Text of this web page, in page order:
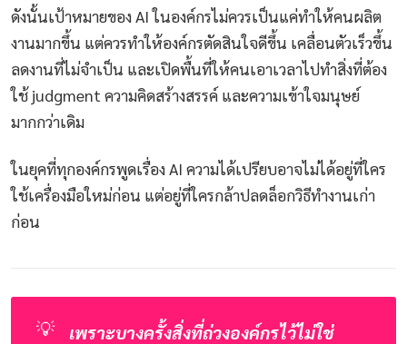
ดังนั้นเป้าหมายของ AI ในองค์กรไม่ควรเป็นแค่ทำให้คนผลิต
งานมากขึ้น แต่ควรทำให้องค์กรตัดสินใจดีขึ้น เคลื่อนตัวเร็วขึ้น
ลดงานที่ไม่จำเป็น และเปิดพื้นที่ให้คนเอาเวลาไปทำสิ่งที่ต้อง
ใช้ judgment ความคิดสร้างสรรค์ และความเข้าใจมนุษย์
มากกว่าเดิม
ในยุคที่ทุกองค์กรพูดเรื่อง AI ความได้เปรียบอาจไม่ได้อยู่ที่ใคร
ใช้เครื่องมือใหม่ก่อน แต่อยู่ที่ใครกล้าปลดล็อกวิธีทำงานเก่า
ก่อน
💡
เพราะบางครั้งสิ่งที่ถ่วงองค์กรไว้ไม่ใช่